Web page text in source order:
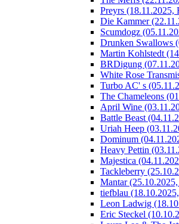
Preyrs (18.11.2025,
Die Kammer
Scumdogz
Drunken Swallows
Martin Kohlstedt
BRDigung
White Rose
Turbo AC' s
The Chameleons
April Wine
Battle Beast
Uriah Heep
Dominum
Heavy Pettin
Majestica
Tackleberry
Mantar
tiefblau
Leon Ladwig
Eric Steckel